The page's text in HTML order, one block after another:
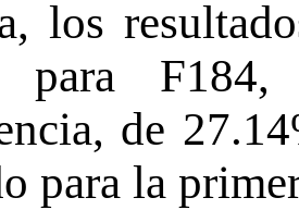
los
para
de
para la